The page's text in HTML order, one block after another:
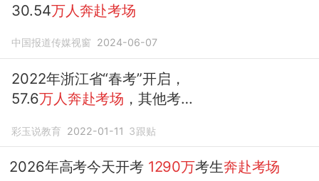
30.54万人奔赴考场
中国报道传媒视窗 2024-06-07
2022年浙江省“春考”开启，
57.6万人奔赴考场 ，其他考生
彩玉说教育 2022-01-11 3跟贴
2026年高考今天开考 1290万考生奔赴考场